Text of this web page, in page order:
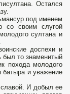
Остался
под именем
со своим слугой
султана и
доспехи и
был то знаменитый
похода молодого
батыра и уважение
И добыл ее